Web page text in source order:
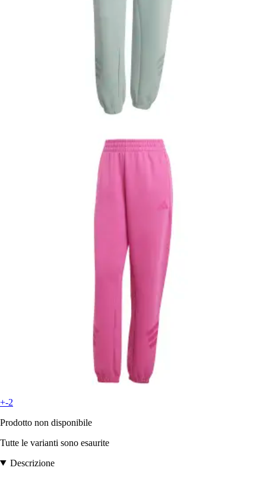
+-2
Prodotto non disponibile
Tutte le varianti sono esaurite
Descrizione